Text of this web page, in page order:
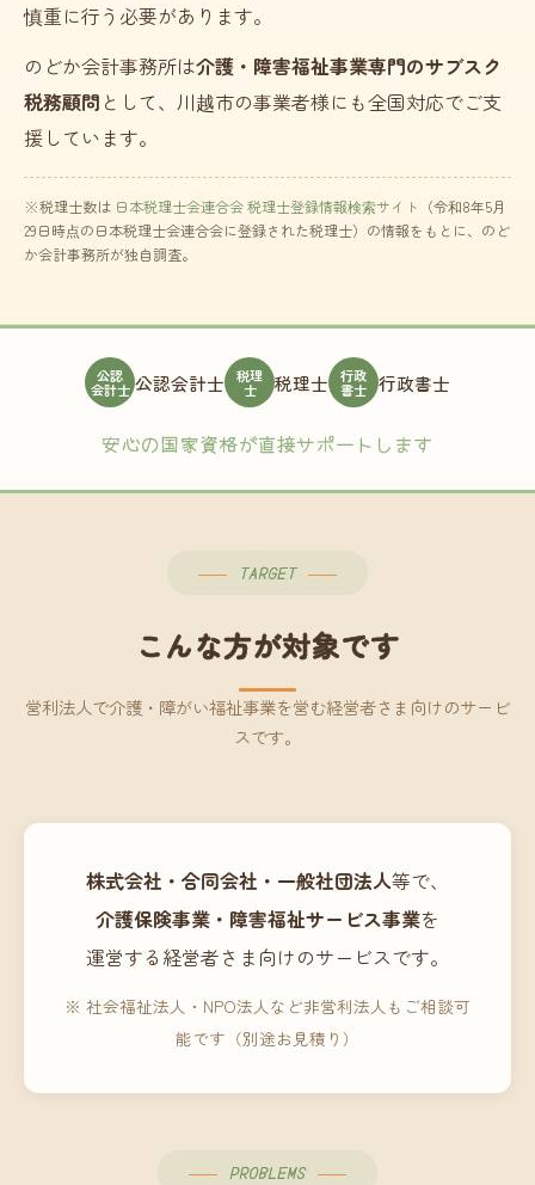
慎重に行う必要があります。
のどか会計事務所は介護・障害福祉事業専門のサブスク
税務顧問 として、川越市の事業者様にも全国対応でご支
援しています。
※税理士数は 日本税理士会連合会 税理士登録情報検索サイト （令和8年5月
29日時点の日本税理士会連合会に登録された税理士）の情報をもとに、のど
か会計事務所が独自調査。
公認
会計士 公認会計士 税理
士 税理士 行政
書士 行政書士
安心の国家資格が直接サポートします
TARGET
こんな方が対象です
営利法人で介護・障がい福祉事業を営む経営者さま向けのサービ
スです。
株式会社・合同会社・一般社団法人等で、
介護保険事業・障害福祉サービス事業を
運営する経営者さま向けのサービスです。
※ 社会福祉法人・NPO法人など非営利法人もご相談可
能です（別途お見積り）
PROBLEMS